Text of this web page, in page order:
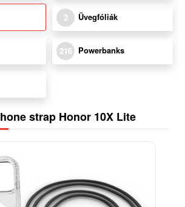
2 Üvegfóliák
216 Powerbanks
strap Honor 10X Lite